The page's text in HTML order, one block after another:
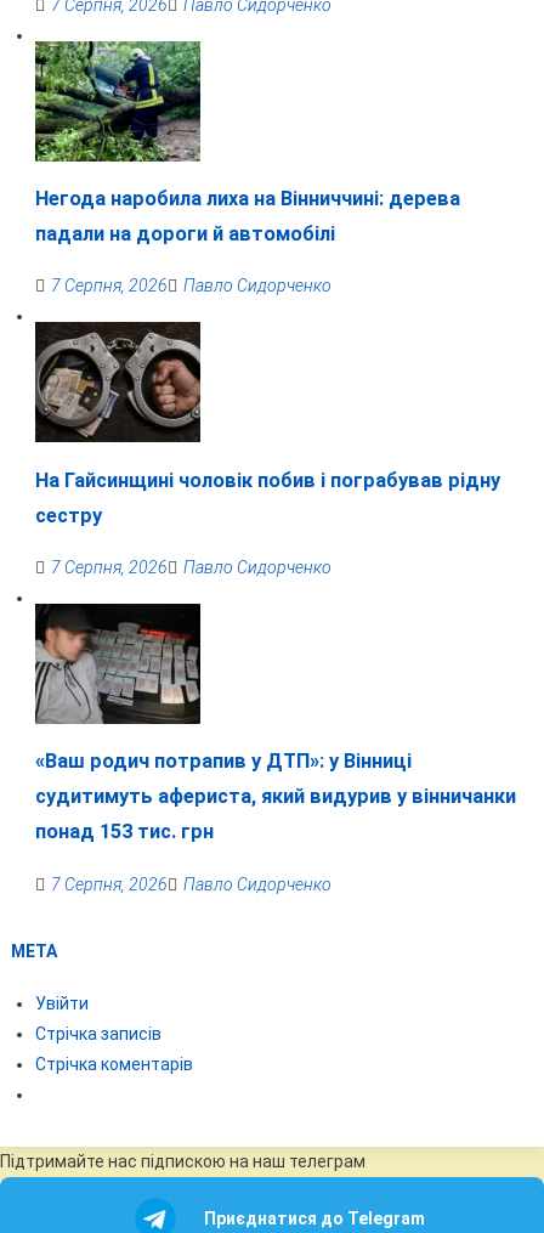
7 Серпня, 2026 Павло Сидорченко
Негода наробила лиха на Вінниччині: дерева
падали на дороги й автомобілі
7 Серпня, 2026 Павло Сидорченко
На Гайсинщині чоловік побив і пограбував рідну
сестру
7 Серпня, 2026 Павло Сидорченко
«Ваш родич потрапив у ДТП»: у Вінниці
судитимуть афериста, який видурив у вінничанки
понад 153 тис. грн
7 Серпня, 2026 Павло Сидорченко
МЕТА
Увійти
Стрічка записів
Стрічка коментарів
Підтримайте нас підпискою на наш телеграм
Приєднатися до Telegram